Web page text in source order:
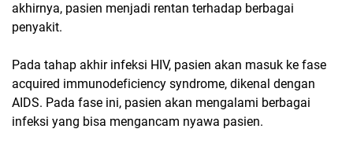
akhirnya, pasien menjadi rentan terhadap berbagai
penyakit.
Pada tahap akhir infeksi HIV, pasien akan masuk ke fase
acquired immunodeficiency syndrome, dikenal dengan
AIDS. Pada fase ini, pasien akan mengalami berbagai
infeksi yang bisa mengancam nyawa pasien.